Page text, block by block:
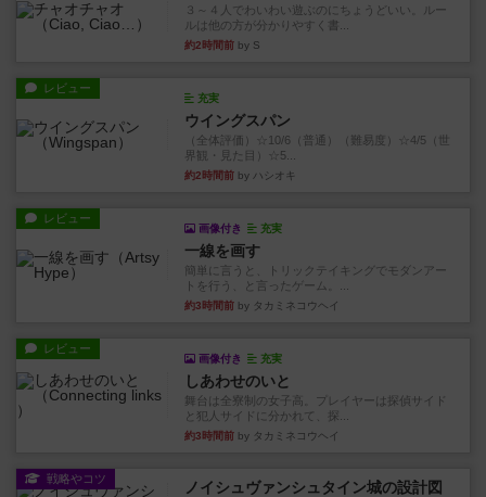
３～４人でわいわい遊ぶのにちょうどいい。ルー
ルは他の方が分かりやすく書...
約2時間前 by S
レビュー
充実
ウイングスパン
（全体評価）☆10/6（普通）（難易度）☆4/5（世
界観・見た目）☆5...
約2時間前 by ハシオキ
レビュー
画像付き 充実
一線を画す
簡単に言うと、トリックテイキングでモダンアー
トを行う、と言ったゲーム。...
約3時間前 by タカミネコウヘイ
レビュー
画像付き 充実
しあわせのいと
舞台は全寮制の女子高。プレイヤーは探偵サイド
と犯人サイドに分かれて、探...
約3時間前 by タカミネコウヘイ
戦略やコツ ノイシュヴァンシュタイン城の設計図